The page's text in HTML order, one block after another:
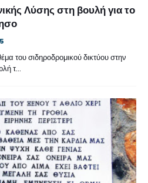
Λύσης στη βουλή για το
του σιδηροδρομικού δικτύου στην
τ…